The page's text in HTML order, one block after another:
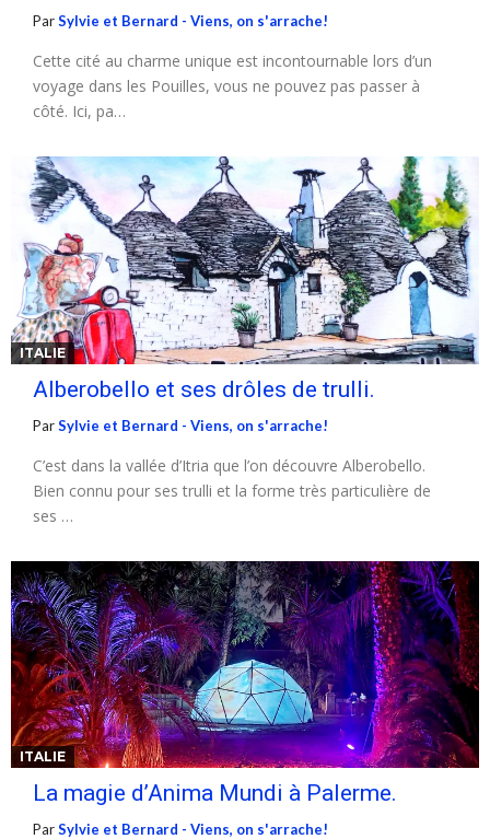
ParSylvie et Bernard - Viens, on s'arrache!
Cette cité au charme unique est incontournable lors d’un
voyage dans les Pouilles, vous ne pouvez pas passer à
côté. Ici, pa…
ITALIE
Alberobello et ses drôles de trulli.
ParSylvie et Bernard - Viens, on s'arrache!
C’est dans la vallée d’Itria que l’on découvre Alberobello.
Bien connu pour ses trulli et la forme très particulière de
ses …
ITALIE
La magie d’Anima Mundi à Palerme.
ParSylvie et Bernard - Viens, on s'arrache!